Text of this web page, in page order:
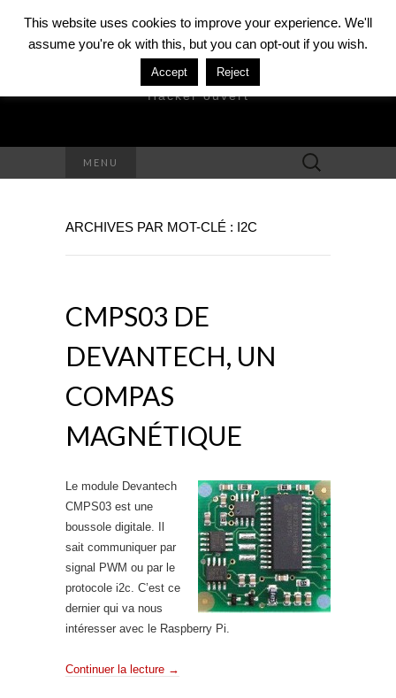
DAVID MÉZIÈRE
Hacker ouvert
MENU Rechercher :
ARCHIVES PAR MOT-CLÉ : I2C
CMPS03 DE
DEVANTECH, UN
COMPAS
MAGNÉTIQUE
Le module Devantech
CMPS03 est une
boussole digitale. Il
sait communiquer par
signal PWM ou par le
protocole i2c. C’est ce
dernier qui va nous
intéresser avec le Raspberry Pi.
Continuer la lecture →
This website uses cookies to improve your experience. We'll
assume you're ok with this, but you can opt-out if you wish.
Accept Reject